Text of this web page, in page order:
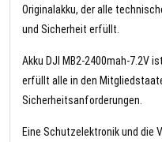
Originalakku, der alle
und Sicherheit erfüllt.
Akku DJI MB2-2400mah-7.2V
erfüllt alle in den
Sicherheitsanforderungen.
Eine Schutzelektronik und die